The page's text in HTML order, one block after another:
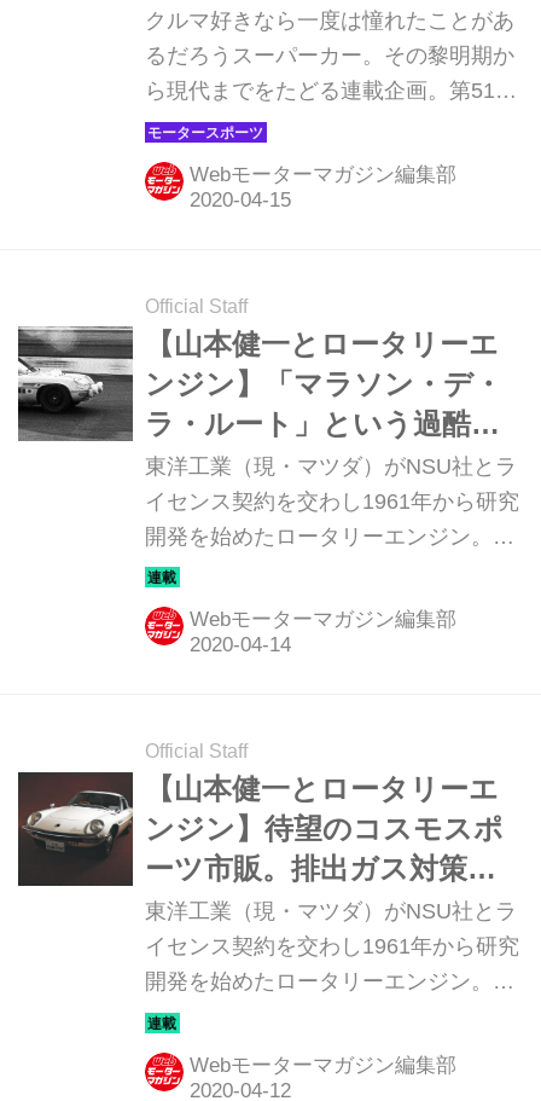
たスーパー GTマシン
クルマ好きなら一度は憧れたことがあ
るだろうスーパーカー。その黎明期か
ら現代までをたどる連載企画。第51回
は「ポルシェ 911GT1」だ。 ポルシェ
911GT1（1996-1998年） 世界三大自
動車レースのひとつ、ル・マン24時間
る。2020年現在では、いわゆる「ル・
マン プロトタイプ」と呼ばれる純レー
シングマシンが主流だが、1990年代中
盤は市販車をベースにした「GTカー」
によって行われていた。 1995年の
ル・マンではマクラーレン F1が総合
優勝を飾り、他のGTレースでも圧倒的
な強さを見せた。スポーツカー レーシ
ン...
Webモーターマガジン編集部
Official Staff
【山本健一とロータリーエ
ンジン】「マラソン・デ・
ラ・ルート」という過酷な
レースへの挑戦［第6回］
東洋工業（現・マツダ）がNSU社とラ
イセンス契約を交わし1961年から研究
開発を始めたロータリーエンジン。
1951年にフェリックス・ヴァンケル博
士が発明したもので、「夢のエンジ
ン」とまで言われたが、実際には未完
開発を託されたのが、気鋭のエンジニ
ア山本健一氏だった。この連載ではそ
の開発過程から1991年のマツダ787B
によるル・マン24時間制覇までを、マ
ツダOBの小早川隆治さんの話に基づ
いて辿ってみる。
Webモーターマガジン編集部
Official Staff
【山本健一とロータリーエ
ンジン】待望のコスモスポ
ーツ市販。排出ガス対策を
経たRX-7も大ヒットとなる
［第5回］
東洋工業（現・マツダ）がNSU社とラ
イセンス契約を交わし1961年から研究
開発を始めたロータリーエンジン。
1951年にフェリックス・ヴァンケル博
士が発明したもので、「夢のエンジ
ン」とまで言われたが、実際には未完
Webモーターマガジン編集部